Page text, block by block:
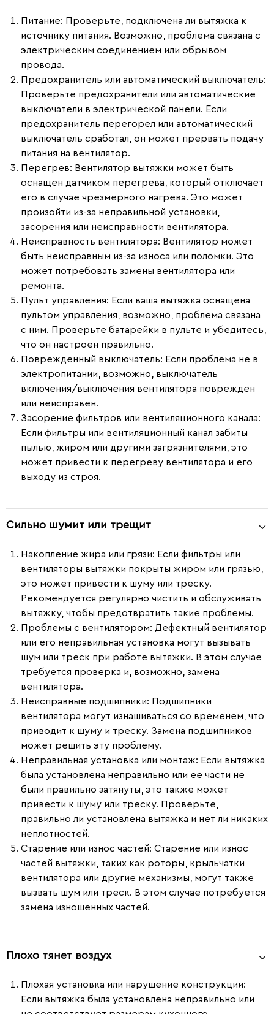
Питание: Проверьте, подключена ли вытяжка к
источнику питания. Возможно, проблема связана с
электрическим соединением или обрывом
провода.
Предохранитель или автоматический выключатель:
Проверьте предохранители или автоматические
выключатели в электрической панели. Если
предохранитель перегорел или автоматический
выключатель сработал, он может прервать подачу
питания на вентилятор.
Перегрев: Вентилятор вытяжки может быть
оснащен датчиком перегрева, который отключает
его в случае чрезмерного нагрева. Это может
произойти из-за неправильной установки,
засорения или неисправности вентилятора.
Неисправность вентилятора: Вентилятор может
быть неисправным из-за износа или поломки. Это
может потребовать замены вентилятора или
ремонта.
Пульт управления: Если ваша вытяжка оснащена
пультом управления, возможно, проблема связана
с ним. Проверьте батарейки в пульте и убедитесь,
что он настроен правильно.
Поврежденный выключатель: Если проблема не в
электропитании, возможно, выключатель
включения/выключения вентилятора поврежден
или неисправен.
Засорение фильтров или вентиляционного канала:
Если фильтры или вентиляционный канал забиты
пылью, жиром или другими загрязнителями, это
может привести к перегреву вентилятора и его
выходу из строя.
Сильно шумит или трещит
Накопление жира или грязи: Если фильтры или
вентиляторы вытяжки покрыты жиром или грязью,
это может привести к шуму или треску.
Рекомендуется регулярно чистить и обслуживать
вытяжку, чтобы предотвратить такие проблемы.
Проблемы с вентилятором: Дефектный вентилятор
или его неправильная установка могут вызывать
шум или треск при работе вытяжки. В этом случае
требуется проверка и, возможно, замена
вентилятора.
Неисправные подшипники: Подшипники
вентилятора могут изнашиваться со временем, что
приводит к шуму и треску. Замена подшипников
может решить эту проблему.
Неправильная установка или монтаж: Если вытяжка
была установлена неправильно или ее части не
были правильно затянуты, это также может
привести к шуму или треску. Проверьте,
правильно ли установлена вытяжка и нет ли никаких
неплотностей.
Старение или износ частей: Старение или износ
частей вытяжки, таких как роторы, крыльчатки
вентилятора или другие механизмы, могут также
вызвать шум или треск. В этом случае потребуется
замена изношенных частей.
Плохо тянет воздух
Плохая установка или нарушение конструкции:
Если вытяжка была установлена неправильно или